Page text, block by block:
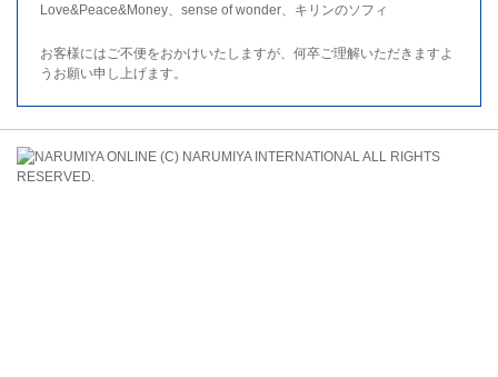
Love&Peace&Money、sense of wonder、キリンのソフィ
お客様にはご不便をおかけいたしますが、何卒ご理解いただきますよ
うお願い申し上げます。